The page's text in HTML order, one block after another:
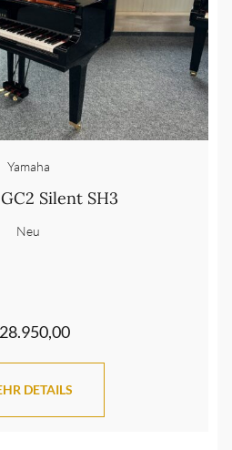
Yamaha
Silent SH3
Neu
DETAILS